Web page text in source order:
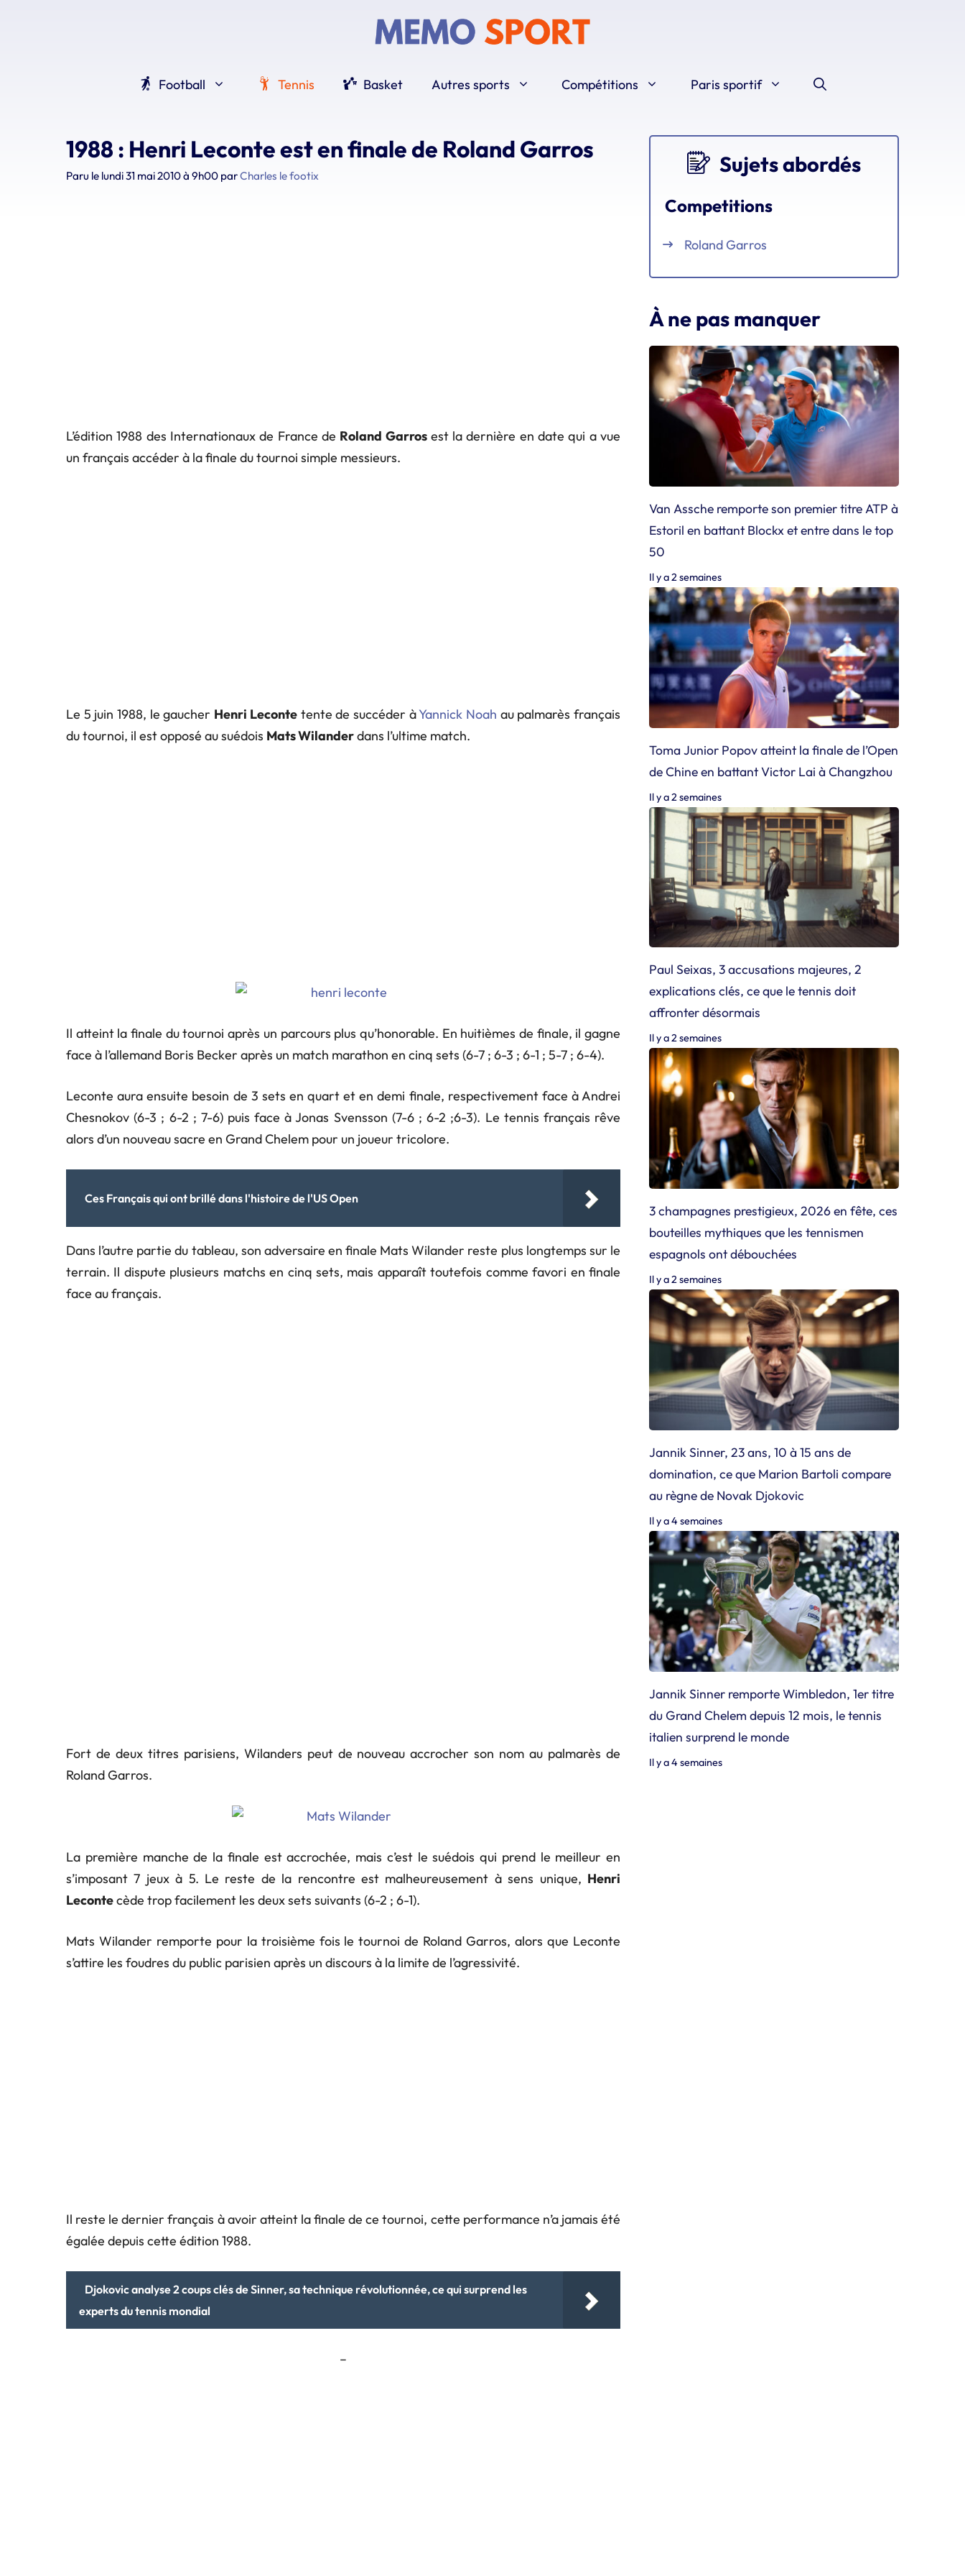
Football
Tennis Basket Autres sports Compétitions Paris sportif
1988 : Henri Leconte est en finale de Roland Garros
Paru le lundi 31 mai 2010 à 9h00 parCharles le footix
L’édition 1988 des Internationaux de France de Roland Garrosest la dernière en date qui a vue
un français accéder à la finale du tournoi simple messieurs.
Le 5 juin 1988, le gaucher Henri Lecontetente de succéder àYannick Noah au palmarès français
du tournoi, il est opposé au suédois Mats Wilanderdans l’ultime match.
Il atteint la finale du tournoi après un parcours plus qu’honorable. En huitièmes de finale, il gagne
face à l’allemand Boris Becker après un match marathon en cinq sets (6-7 ; 6-3 ; 6-1 ; 5-7 ; 6-4).
Leconte aura ensuite besoin de 3 sets en quart et en demi finale, respectivement face à Andrei
Chesnokov (6-3 ; 6-2 ; 7-6) puis face à Jonas Svensson (7-6 ; 6-2 ;6-3). Le tennis français rêve
alors d’un nouveau sacre en Grand Chelem pour un joueur tricolore.
Ces Français qui ont brillé dans l'histoire de l'US Open
Dans l’autre partie du tableau, son adversaire en finale Mats Wilander reste plus longtemps sur le
terrain. Il dispute plusieurs matchs en cinq sets, mais apparaît toutefois comme favori en finale
face au français.
Fort de deux titres parisiens, Wilanders peut de nouveau accrocher son nom au palmarès de
Roland Garros.
La première manche de la finale est accrochée, mais c’est le suédois qui prend le meilleur en
s’imposant 7 jeux à 5. Le reste de la rencontre est malheureusement à sens unique, Henri
Lecontecède trop facilement les deux sets suivants (6-2 ; 6-1).
Mats Wilander remporte pour la troisième fois le tournoi de Roland Garros, alors que Leconte
s’attire les foudres du public parisien après un discours à la limite de l’agressivité.
Il reste le dernier français à avoir atteint la finale de ce tournoi, cette performance n’a jamais été
égalée depuis cette édition 1988.
Djokovic analyse 2 coups clés de Sinner, sa technique révolutionnée, ce qui surprend les
experts du tennis mondial
–
Sujets abordés
Competitions
Roland Garros
À ne pas manquer
Van Assche remporte son premier titre ATP à
Estoril en battant Blockx et entre dans le top
50
Il y a 2 semaines
Toma Junior Popov atteint la finale de l’Open
de Chine en battant Victor Lai à Changzhou
Il y a 2 semaines
Paul Seixas, 3 accusations majeures, 2
explications clés, ce que le tennis doit
affronter désormais
Il y a 2 semaines
3 champagnes prestigieux, 2026 en fête, ces
bouteilles mythiques que les tennismen
espagnols ont débouchées
Il y a 2 semaines
Jannik Sinner, 23 ans, 10 à 15 ans de
domination, ce que Marion Bartoli compare
au règne de Novak Djokovic
Il y a 4 semaines
Jannik Sinner remporte Wimbledon, 1er titre
du Grand Chelem depuis 12 mois, le tennis
italien surprend le monde
Il y a 4 semaines